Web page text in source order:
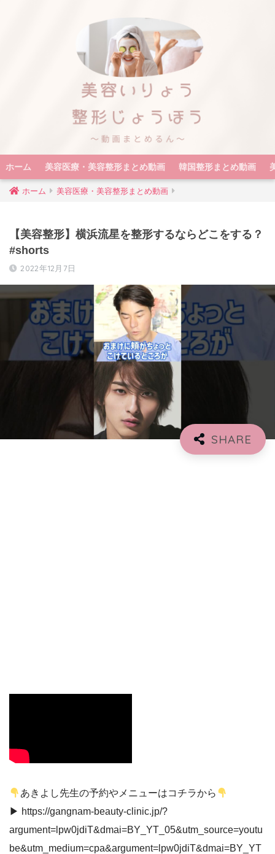
ホーム 美容医療・美容整形まとめ動画 韓国整形まとめ動画
ホーム 美容医療・美容整形まとめ動画
【美容整形】横浜流星を整形するならどこをする？
#shorts
2022年12月7日
あきよし先生の予約やメニューはコチラから
▶︎ https://gangnam-beauty-clinic.jp/?
argument=lpw0jdiT&dmai=BY_YT_05&utm_source=youtu
be&utm_medium=cpa&argument=lpw0jdiT&dmai=BY_YT